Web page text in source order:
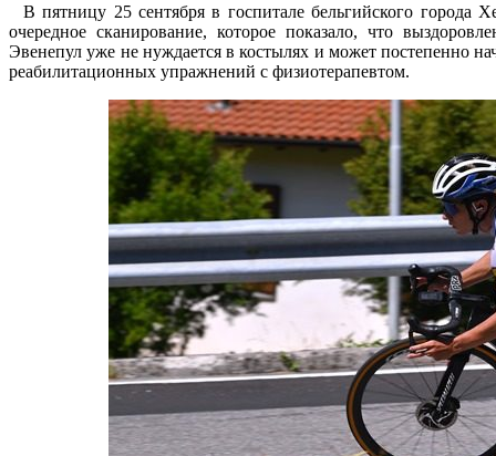
В пятницу 25 сентября в госпитале бельгийского города
очередное сканирование, которое показало, что
Эвенепул уже не нуждается в костылях и может постепенно
реабилитационных упражнений с физиотерапевтом.